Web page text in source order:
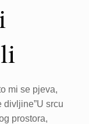
mi se pjeva,
divljine”U srcu
prostora,